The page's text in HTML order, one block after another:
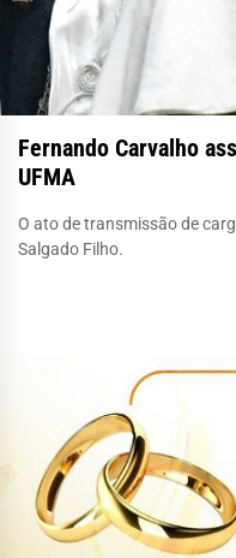
Fernando Carvalho
UFMA
O ato de transmissão de
Salgado Filho.